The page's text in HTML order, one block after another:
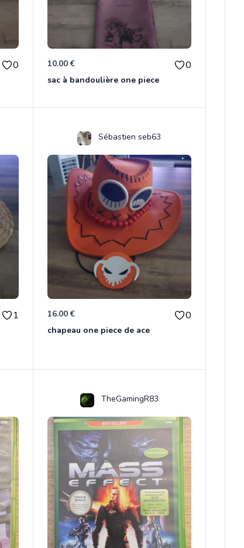
0 10.00 € 0
sac à bandoulière one piece
1
Sébastien seb63
16.00 € 0
chapeau one piece de ace
TheGamingR83